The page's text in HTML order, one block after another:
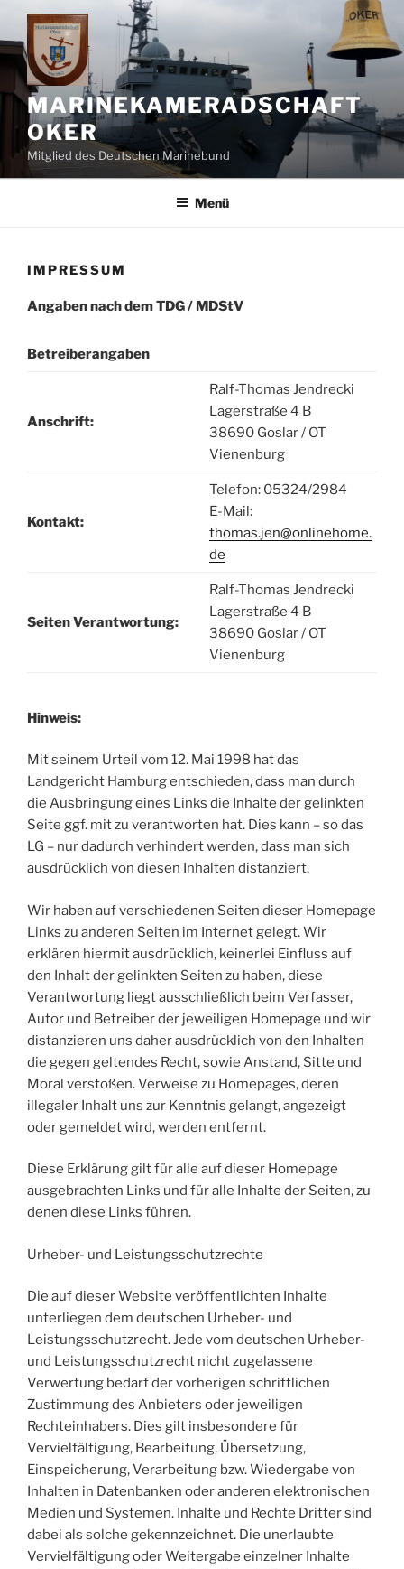
Zum
Inhalt
springen
MARINEKAMERADSCHAFT
OKER
Mitglied des Deutschen Marinebund
Menü
IMPRESSUM
Angaben nach dem TDG / MDStV
Betreiberangaben
Anschrift:
Ralf-Thomas Jendrecki
Lagerstraße 4 B
38690 Goslar / OT
Vienenburg
Kontakt:
Telefon: 05324/2984
E-Mail:
thomas.jen@onlinehome.
de
Seiten Verantwortung:
Ralf-Thomas Jendrecki
Lagerstraße 4 B
38690 Goslar / OT
Vienenburg
Hinweis:
Mit seinem Urteil vom 12. Mai 1998 hat das
Landgericht Hamburg entschieden, dass man durch
die Ausbringung eines Links die Inhalte der gelinkten
Seite ggf. mit zu verantworten hat. Dies kann – so das
LG – nur dadurch verhindert werden, dass man sich
ausdrücklich von diesen Inhalten distanziert.
Wir haben auf verschiedenen Seiten dieser Homepage
Links zu anderen Seiten im Internet gelegt. Wir
erklären hiermit ausdrücklich, keinerlei Einfluss auf
den Inhalt der gelinkten Seiten zu haben, diese
Verantwortung liegt ausschließlich beim Verfasser,
Autor und Betreiber der jeweiligen Homepage und wir
distanzieren uns daher ausdrücklich von den Inhalten
die gegen geltendes Recht, sowie Anstand, Sitte und
Moral verstoßen. Verweise zu Homepages, deren
illegaler Inhalt uns zur Kenntnis gelangt, angezeigt
oder gemeldet wird, werden entfernt.
Diese Erklärung gilt für alle auf dieser Homepage
ausgebrachten Links und für alle Inhalte der Seiten, zu
denen diese Links führen.
Urheber- und Leistungsschutzrechte
Die auf dieser Website veröffentlichten Inhalte
unterliegen dem deutschen Urheber- und
Leistungsschutzrecht. Jede vom deutschen Urheber-
und Leistungsschutzrecht nicht zugelassene
Verwertung bedarf der vorherigen schriftlichen
Zustimmung des Anbieters oder jeweiligen
Rechteinhabers. Dies gilt insbesondere für
Vervielfältigung, Bearbeitung, Übersetzung,
Einspeicherung, Verarbeitung bzw. Wiedergabe von
Inhalten in Datenbanken oder anderen elektronischen
Medien und Systemen. Inhalte und Rechte Dritter sind
dabei als solche gekennzeichnet. Die unerlaubte
Vervielfältigung oder Weitergabe einzelner Inhalte